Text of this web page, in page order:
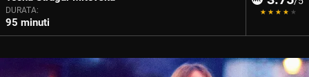
DURATA:
95 minuti